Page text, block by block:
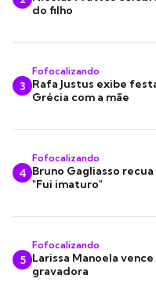
do filho
3
Fofocalizando
Rafa Justus exibe
Grécia com a mãe
4
Fofocalizando
Bruno Gagliasso
"Fui imaturo"
5
Fofocalizando
Larissa Manoela
gravadora